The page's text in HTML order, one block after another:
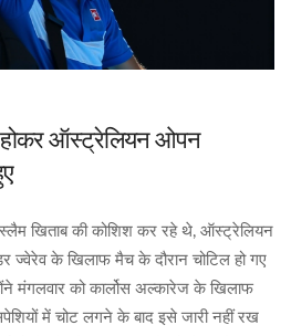
होकर ऑस्ट्रेलियन ओपन
स्लैम खिताब की कोशिश कर रहे थे, ऑस्ट्रेलियन
के खिलाफ मैच के दौरान चोटिल हो गए
मंगलवार को कार्लोस अल्कारेज के खिलाफ
में चोट लगने के बाद इसे जारी नहीं रख